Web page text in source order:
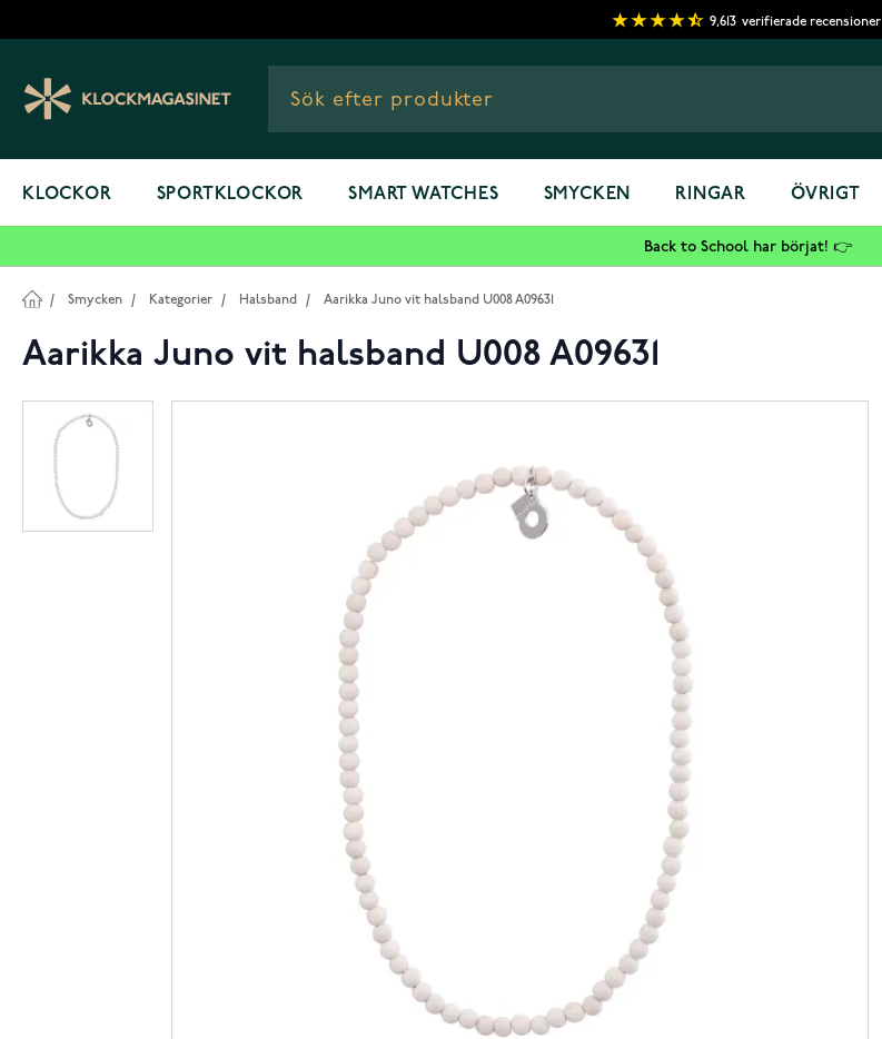
9,613 verifierade recensioner
KLOCKOR SPORTKLOCKOR SMART WATCHES SMYCKEN RINGAR ÖVRIGT
Back to School har börjat! 👉
/ Smycken / Kategorier / Halsband / Aarikka Juno vit halsband U008 A09631
Aarikka Juno vit halsband U008 A09631